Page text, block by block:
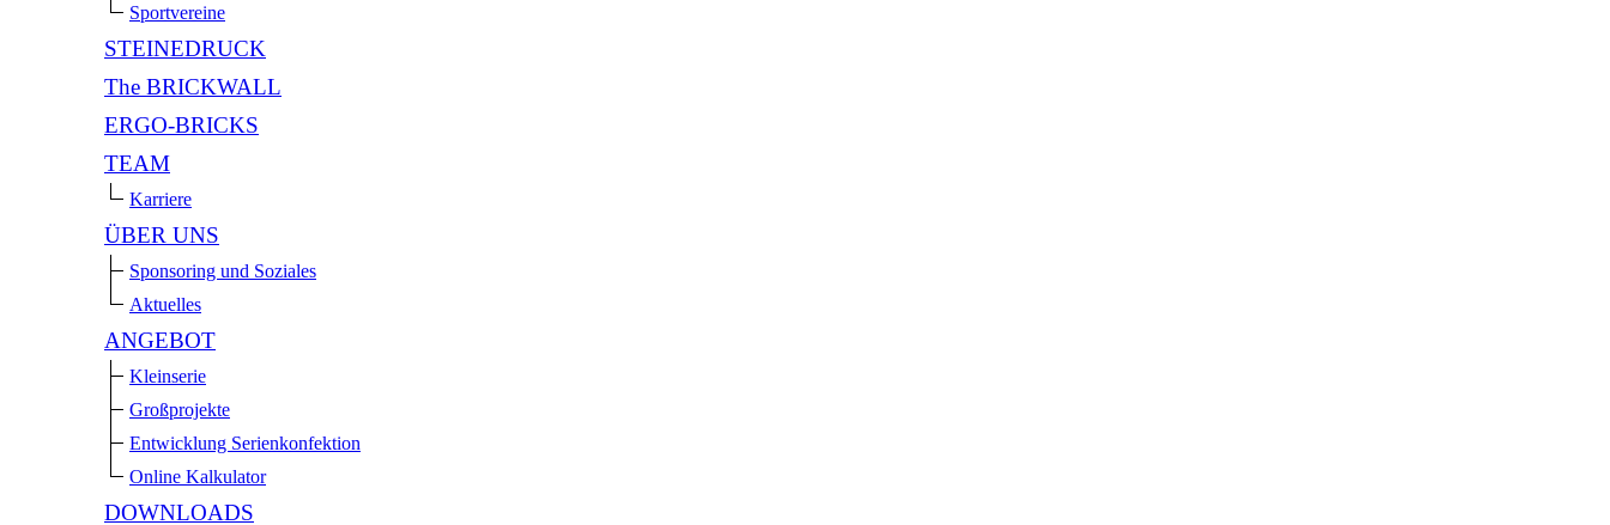
Sportvereine
STEINEDRUCK
The BRICKWALL
ERGO-BRICKS
TEAM
Karriere
ÜBER UNS
Sponsoring und Soziales
Aktuelles
ANGEBOT
Kleinserie
Großprojekte
Entwicklung Serienkonfektion
Online Kalkulator
DOWNLOADS